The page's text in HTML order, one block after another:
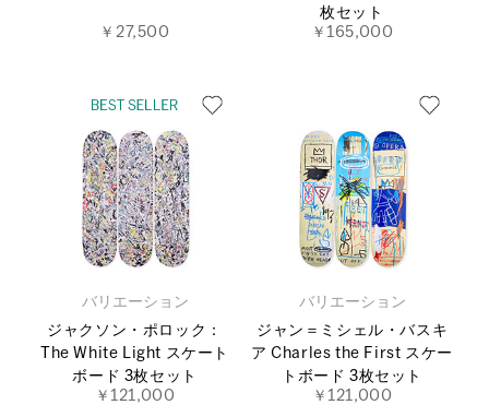
￥27,500
枚セット
￥165,000
バリエーション
ジャクソン・ポロック：
The White Light スケート
ボード 3枚セット
￥121,000
バリエーション
ジャン＝ミシェル・バスキ
ア Charles the First スケー
トボード 3枚セット
￥121,000